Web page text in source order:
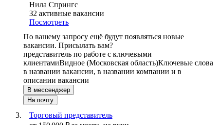
Нила Спрингс
32 активные вакансии
Посмотреть
По вашему запросу ещё будут появляться новые
вакансии. Присылать вам?
представитель по работе с ключевыми
клиентамиВидное (Московская область)Ключевые слова
в названии вакансии, в названии компании и в
описании вакансии
В мессенджер
На почту
Торговый представитель